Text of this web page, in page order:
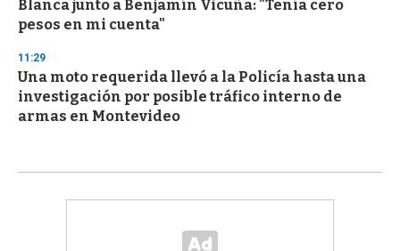
Blanca junto a Benjamín Vicuña: "Tenía cero
pesos en mi cuenta"
11:29
Una moto requerida llevó a la Policía hasta una
investigación por posible tráfico interno de
armas en Montevideo